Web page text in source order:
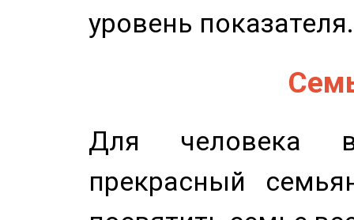
уровень показателя.
Для человека
прекрасный